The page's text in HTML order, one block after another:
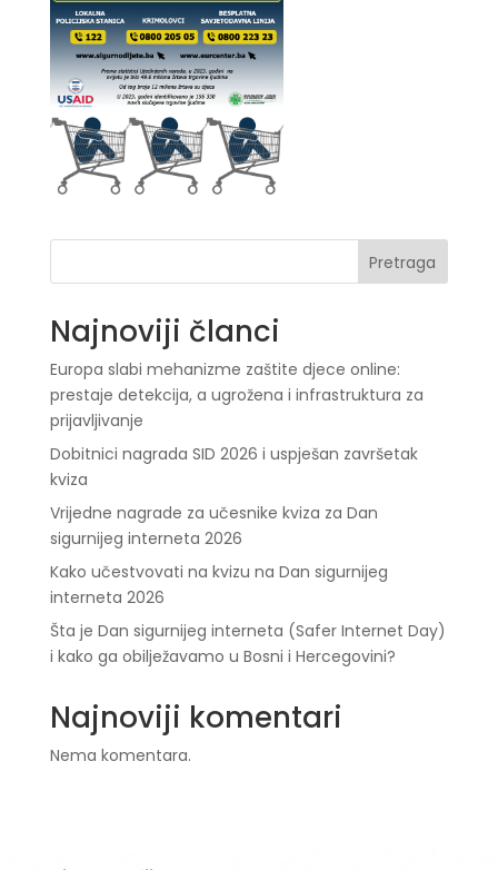
Pretraga
Najnoviji članci
Europa slabi mehanizme zaštite djece online:
prestaje detekcija, a ugrožena i infrastruktura za
prijavljivanje
Dobitnici nagrada SID 2026 i uspješan završetak
kviza
Vrijedne nagrade za učesnike kviza za Dan
sigurnijeg interneta 2026
Kako učestvovati na kvizu na Dan sigurnijeg
interneta 2026
Šta je Dan sigurnijeg interneta (Safer Internet Day)
i kako ga obilježavamo u Bosni i Hercegovini?
Najnoviji komentari
Nema komentara.